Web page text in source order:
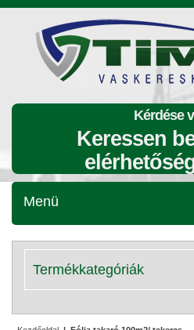
Kérdése
Keressen
Menü
Termékkategóriák